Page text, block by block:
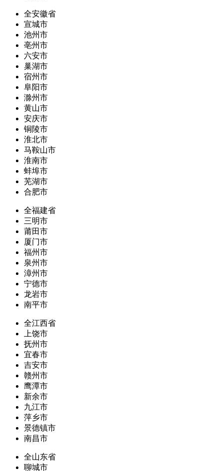
全安徽省
宣城市
池州市
亳州市
六安市
巢湖市
宿州市
阜阳市
滁州市
黄山市
安庆市
铜陵市
淮北市
马鞍山市
淮南市
蚌埠市
芜湖市
合肥市
全福建省
三明市
莆田市
厦门市
福州市
泉州市
漳州市
宁德市
龙岩市
南平市
全江西省
上饶市
抚州市
宜春市
吉安市
赣州市
鹰潭市
新余市
九江市
萍乡市
景德镇市
南昌市
全山东省
聊城市